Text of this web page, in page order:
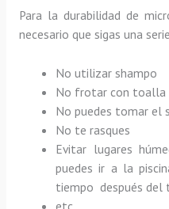
Para la durabilidad de
necesario que sigas una
No utilizar shampo
No frotar con toalla
No puedes tomar el
No te rasques
Evitar lugares
puedes ir a la
tiempo después del
etc